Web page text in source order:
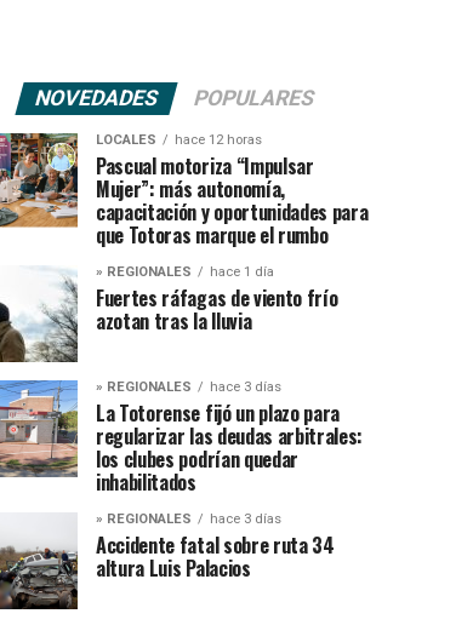
NOVEDADES POPULARES
LOCALES hace 12 horas
Pascual motoriza “Impulsar
Mujer”: más autonomía,
capacitación y oportunidades para
que Totoras marque el rumbo
» REGIONALES hace 1 día
Fuertes ráfagas de viento frío
azotan tras la lluvia
» REGIONALES hace 3 días
La Totorense fijó un plazo para
regularizar las deudas arbitrales:
los clubes podrían quedar
inhabilitados
» REGIONALES hace 3 días
Accidente fatal sobre ruta 34
altura Luis Palacios